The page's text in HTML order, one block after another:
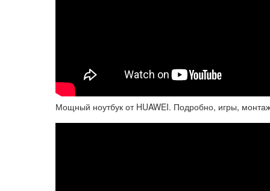
Мощный ноутбук от HUAWEI. Подробно, игры,